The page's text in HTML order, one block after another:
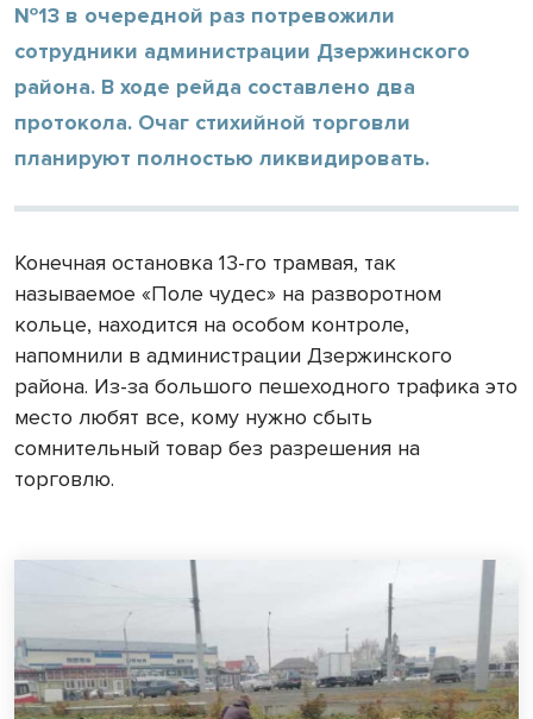
№13 в очередной раз потревожили
сотрудники администрации Дзержинского
района. В ходе рейда составлено два
протокола. Очаг стихийной торговли
планируют полностью ликвидировать.
Конечная остановка 13-го трамвая, так
называемое «Поле чудес» на разворотном
кольце, находится на особом контроле,
напомнили в администрации Дзержинского
района. Из-за большого пешеходного трафика это
место любят все, кому нужно сбыть
сомнительный товар без разрешения на
торговлю.